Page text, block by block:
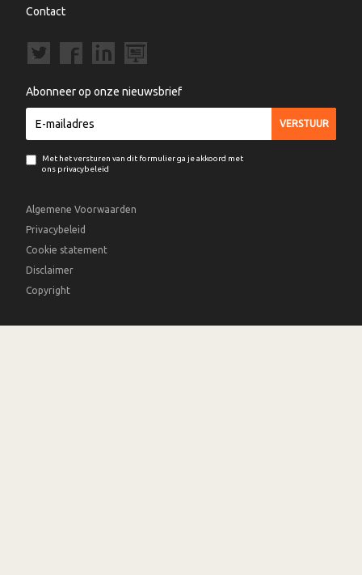
Contact
Abonneer op onze nieuwsbrief
Met het versturen van dit formulier ga je akkoord met
ons privacybeleid
Algemene Voorwaarden
Privacybeleid
Cookie statement
Disclaimer
Copyright